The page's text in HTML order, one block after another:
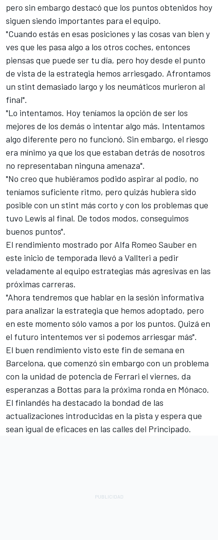
pero sin embargo destacó que los puntos obtenidos hoy
siguen siendo importantes para el equipo.
"Cuando estás en esas posiciones y las cosas van bien y
ves que les pasa algo a los otros coches, entonces
piensas que puede ser tu día, pero hoy desde el punto
de vista de la estrategia hemos arriesgado. Afrontamos
un stint demasiado largo y los neumáticos murieron al
final".
"Lo intentamos. Hoy teníamos la opción de ser los
mejores de los demás o intentar algo más. Intentamos
algo diferente pero no funcionó. Sin embargo, el riesgo
era mínimo ya que los que estaban detrás de nosotros
no representaban ninguna amenaza".
"No creo que hubiéramos podido aspirar al podio, no
teníamos suficiente ritmo, pero quizás hubiera sido
posible con un stint más corto y con los problemas que
tuvo Lewis al final. De todos modos, conseguimos
buenos puntos".
El rendimiento mostrado por Alfa Romeo Sauber en
este inicio de temporada llevó a Vallteri a pedir
veladamente al equipo estrategias más agresivas en las
próximas carreras.
"Ahora tendremos que hablar en la sesión informativa
para analizar la estrategia que hemos adoptado, pero
en este momento sólo vamos a por los puntos. Quizá en
el futuro intentemos ver si podemos arriesgar más".
El buen rendimiento visto este fin de semana en
Barcelona, que comenzó sin embargo con un problema
con la unidad de potencia de Ferrari el viernes, da
esperanzas a Bottas para la próxima ronda en Mónaco.
El finlandés ha destacado la bondad de las
actualizaciones introducidas en la pista y espera que
sean igual de eficaces en las calles del Principado.